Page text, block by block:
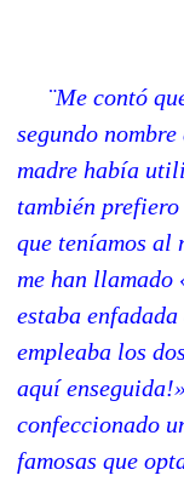
¨Me contó
segundo
madre había
también prefiero
que teníamos al
me han llamado
estaba
empleaba los
aquí
confeccionado
famosas que